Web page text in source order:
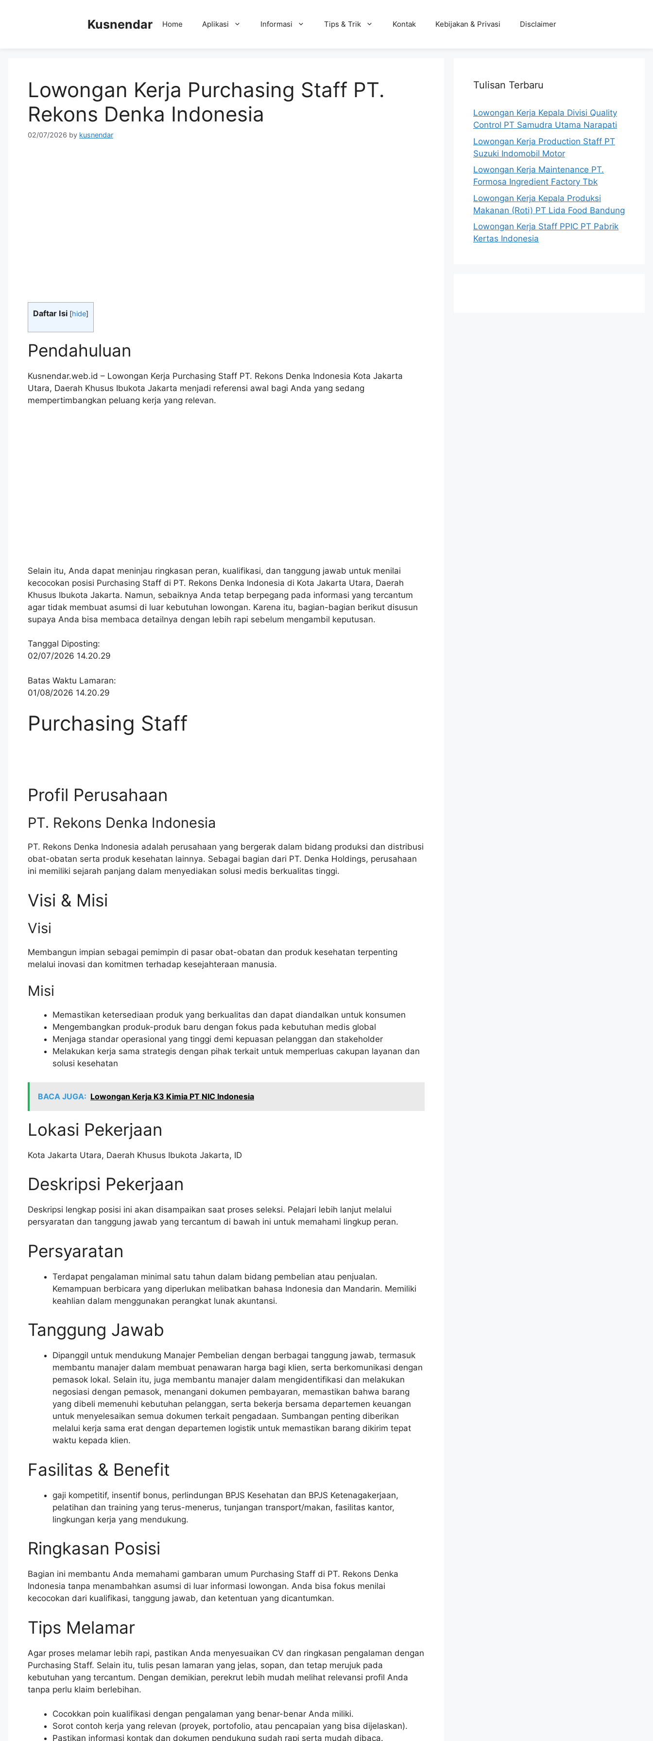
Kusnendar Home Aplikasi Informasi Tips & Trik Kontak Kebijakan & Privasi Disclaimer
Lowongan Kerja Purchasing Staff PT.
Rekons Denka Indonesia
02/07/2026 by kusnendar
Daftar Isi [hide]
Pendahuluan
Kusnendar.web.id – Lowongan Kerja Purchasing Staff PT. Rekons Denka Indonesia Kota Jakarta
Utara, Daerah Khusus Ibukota Jakarta menjadi referensi awal bagi Anda yang sedang
mempertimbangkan peluang kerja yang relevan.
Selain itu, Anda dapat meninjau ringkasan peran, kualifikasi, dan tanggung jawab untuk menilai
kecocokan posisi Purchasing Staff di PT. Rekons Denka Indonesia di Kota Jakarta Utara, Daerah
Khusus Ibukota Jakarta. Namun, sebaiknya Anda tetap berpegang pada informasi yang tercantum
agar tidak membuat asumsi di luar kebutuhan lowongan. Karena itu, bagian-bagian berikut disusun
supaya Anda bisa membaca detailnya dengan lebih rapi sebelum mengambil keputusan.
Tanggal Diposting:
02/07/2026 14.20.29
Batas Waktu Lamaran:
01/08/2026 14.20.29
Purchasing Staff
Profil Perusahaan
PT. Rekons Denka Indonesia
PT. Rekons Denka Indonesia adalah perusahaan yang bergerak dalam bidang produksi dan distribusi
obat-obatan serta produk kesehatan lainnya. Sebagai bagian dari PT. Denka Holdings, perusahaan
ini memiliki sejarah panjang dalam menyediakan solusi medis berkualitas tinggi.
Visi & Misi
Visi
Membangun impian sebagai pemimpin di pasar obat-obatan dan produk kesehatan terpenting
melalui inovasi dan komitmen terhadap kesejahteraan manusia.
Misi
Memastikan ketersediaan produk yang berkualitas dan dapat diandalkan untuk konsumen
Mengembangkan produk-produk baru dengan fokus pada kebutuhan medis global
Menjaga standar operasional yang tinggi demi kepuasan pelanggan dan stakeholder
Melakukan kerja sama strategis dengan pihak terkait untuk memperluas cakupan layanan dan
solusi kesehatan
BACA JUGA: Lowongan Kerja K3 Kimia PT NIC Indonesia
Lokasi Pekerjaan
Kota Jakarta Utara, Daerah Khusus Ibukota Jakarta, ID
Deskripsi Pekerjaan
Deskripsi lengkap posisi ini akan disampaikan saat proses seleksi. Pelajari lebih lanjut melalui
persyaratan dan tanggung jawab yang tercantum di bawah ini untuk memahami lingkup peran.
Persyaratan
Terdapat pengalaman minimal satu tahun dalam bidang pembelian atau penjualan.
Kemampuan berbicara yang diperlukan melibatkan bahasa Indonesia dan Mandarin. Memiliki
keahlian dalam menggunakan perangkat lunak akuntansi.
Tanggung Jawab
Dipanggil untuk mendukung Manajer Pembelian dengan berbagai tanggung jawab, termasuk
membantu manajer dalam membuat penawaran harga bagi klien, serta berkomunikasi dengan
pemasok lokal. Selain itu, juga membantu manajer dalam mengidentifikasi dan melakukan
negosiasi dengan pemasok, menangani dokumen pembayaran, memastikan bahwa barang
yang dibeli memenuhi kebutuhan pelanggan, serta bekerja bersama departemen keuangan
untuk menyelesaikan semua dokumen terkait pengadaan. Sumbangan penting diberikan
melalui kerja sama erat dengan departemen logistik untuk memastikan barang dikirim tepat
waktu kepada klien.
Fasilitas & Benefit
gaji kompetitif, insentif bonus, perlindungan BPJS Kesehatan dan BPJS Ketenagakerjaan,
pelatihan dan training yang terus-menerus, tunjangan transport/makan, fasilitas kantor,
lingkungan kerja yang mendukung.
Ringkasan Posisi
Bagian ini membantu Anda memahami gambaran umum Purchasing Staff di PT. Rekons Denka
Indonesia tanpa menambahkan asumsi di luar informasi lowongan. Anda bisa fokus menilai
kecocokan dari kualifikasi, tanggung jawab, dan ketentuan yang dicantumkan.
Tips Melamar
Agar proses melamar lebih rapi, pastikan Anda menyesuaikan CV dan ringkasan pengalaman dengan
Purchasing Staff. Selain itu, tulis pesan lamaran yang jelas, sopan, dan tetap merujuk pada
kebutuhan yang tercantum. Dengan demikian, perekrut lebih mudah melihat relevansi profil Anda
tanpa perlu klaim berlebihan.
Cocokkan poin kualifikasi dengan pengalaman yang benar-benar Anda miliki.
Sorot contoh kerja yang relevan (proyek, portofolio, atau pencapaian yang bisa dijelaskan).
Pastikan informasi kontak dan dokumen pendukung sudah rapi serta mudah dibaca.
Tulisan Terbaru
Lowongan Kerja Kepala Divisi Quality
Control PT Samudra Utama Narapati
Lowongan Kerja Production Staff PT
Suzuki Indomobil Motor
Lowongan Kerja Maintenance PT.
Formosa Ingredient Factory Tbk
Lowongan Kerja Kepala Produksi
Makanan (Roti) PT Lida Food Bandung
Lowongan Kerja Staff PPIC PT Pabrik
Kertas Indonesia